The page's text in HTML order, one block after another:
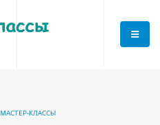
МАСТЕР-КЛАССЫ